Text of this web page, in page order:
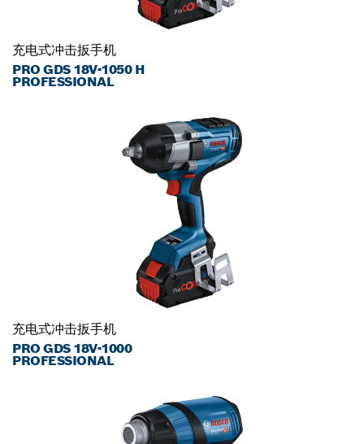
充电式冲击扳手机
PRO GDS 18V-1050 H
PROFESSIONAL
充电式冲击扳手机
PRO GDS 18V-1000
PROFESSIONAL